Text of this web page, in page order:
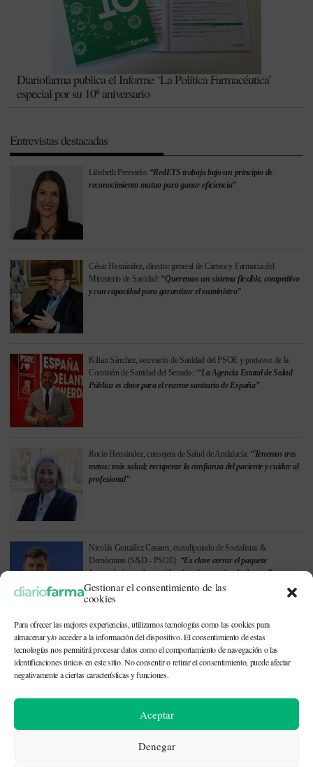
Gestionar el consentimiento de las
cookies
Para ofrecer las mejores experiencias, utilizamos tecnologías como las cookies para
almacenar y/o acceder a la información del dispositivo. El consentimiento de estas
tecnologías nos permitirá procesar datos como el comportamiento de navegación o las
identificaciones únicas en este sitio. No consentir o retirar el consentimiento, puede afectar
negativamente a ciertas características y funciones.
Aceptar
Denegar
Diariofarma publica el Informe ‘La Política Farmacéutica’
especial por su 10º aniversario
Entrevistas destacadas
Lilisbeth Perestelo: “RedETS trabaja bajo un principio de
reconocimiento mutuo para ganar eficiencia”
César Hernández, director general de Cartera y Farmacia del
Ministerio de Sanidad: “Queremos un sistema flexible, competitivo
y con capacidad para garantizar el suministro”
Kilian Sánchez, secretario de Sanidad del PSOE y portavoz de la
Comisión de Sanidad del Senado.: “La Agencia Estatal de Salud
Pública es clave para el rearme sanitario de España”
Rocío Hernández, consejera de Salud de Andalucía: “Tenemos tres
metas: más salud; recuperar la confianza del paciente y cuidar al
profesional”
Nicolás González Casares, eurodiputado de Socialistas &
Demócratas (S&D - PSOE): “Es clave cerrar el paquete
farmacéutico en la presidencia polaca y evitar la danesa”
Ver todas las entrevistas
Síguenos en